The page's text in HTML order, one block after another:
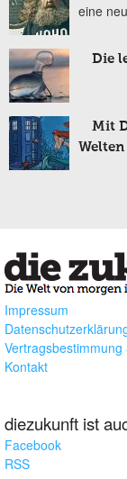
eine
Die
Mit
Welten
Impressum
Kontakt
diezukunft ist
Facebook
RSS